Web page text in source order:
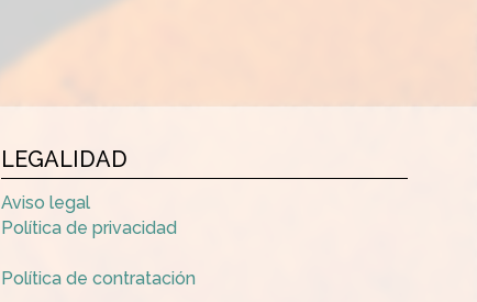
LEGALIDAD
Aviso legal
Política de privacidad
Política de contratación